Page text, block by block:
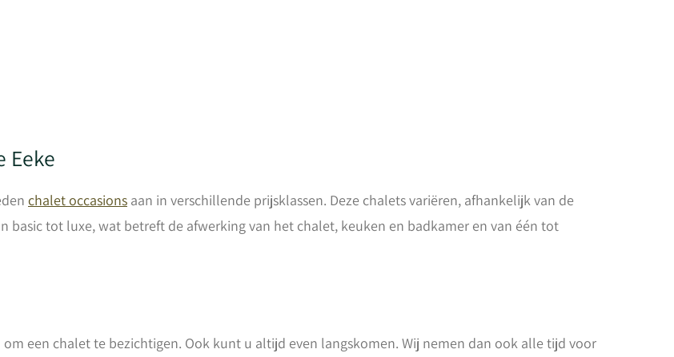
Eeke
chalet occasions aan in verschillende prijsklassen. Deze chalets variëren, afhankelijk van de
basic tot luxe, wat betreft de afwerking van het chalet, keuken en badkamer en van één tot
een chalet te bezichtigen. Ook kunt u altijd even langskomen. Wij nemen dan ook alle tijd voor